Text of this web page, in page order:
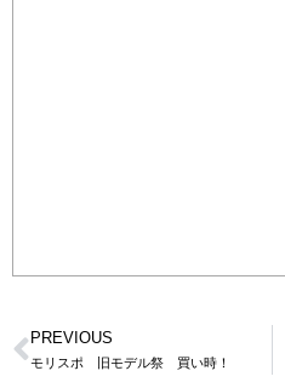
PREVIOUS
モリスポ 旧モデル祭 買い時！